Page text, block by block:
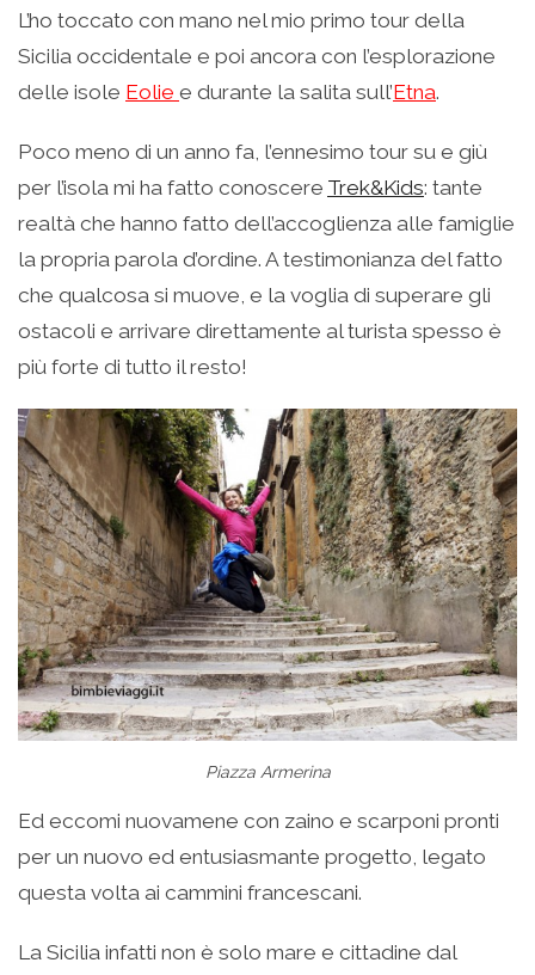
L’ho toccato con mano nel mio primo tour della
Sicilia occidentale e poi ancora con l’esplorazione
delle isole Eolie e durante la salita sull’Etna.
Poco meno di un anno fa, l’ennesimo tour su e giù
per l’isola mi ha fatto conoscere Trek&Kids: tante
realtà che hanno fatto dell’accoglienza alle famiglie
la propria parola d’ordine. A testimonianza del fatto
che qualcosa si muove, e la voglia di superare gli
ostacoli e arrivare direttamente al turista spesso è
più forte di tutto il resto!
Piazza Armerina
Ed eccomi nuovamene con zaino e scarponi pronti
per un nuovo ed entusiasmante progetto, legato
questa volta ai cammini francescani.
La Sicilia infatti non è solo mare e cittadine dal